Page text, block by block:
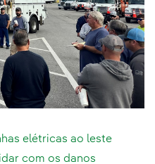
elétricas ao leste
com os danos